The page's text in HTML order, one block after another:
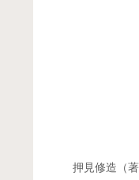
押見修造（